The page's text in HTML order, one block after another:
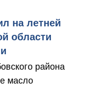
на летней
области
района
масло